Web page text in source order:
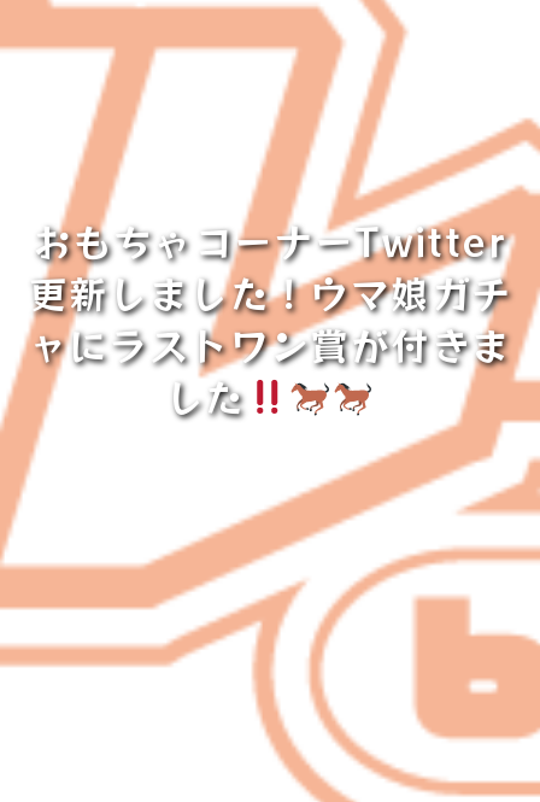
おもちゃコーナーTwitter
更新しました！ウマ娘ガチ
ャにラストワン賞が付きま
した